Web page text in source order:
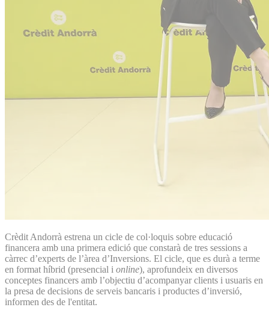
Crèdit Andorrà estrena un cicle de col·loquis sobre educació
financera amb una primera edició que constarà de tres sessions a
càrrec d’experts de l’àrea d’Inversions. El cicle, que es durà a terme
en format híbrid (presencial i online), aprofundeix en diversos
conceptes financers amb l’objectiu d’acompanyar clients i usuaris en
la presa de decisions de serveis bancaris i productes d’inversió,
informen des de l'entitat.